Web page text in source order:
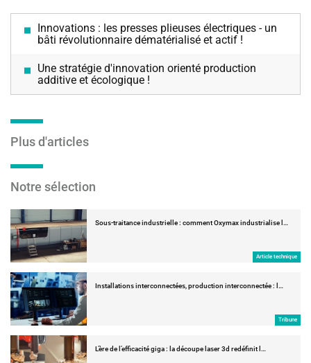
Innovations : les presses plieuses électriques - un
bâti révolutionnaire dématérialisé et actif !
Une stratégie d'innovation orienté production
additive et écologique !
Plus d'articles
Notre sélection
Sous-traitance industrielle : comment Oxymax industrialise l…
Article technique
Installations interconnectées, production interconnectée : l…
Tribune
L’ère de l’efficacité giga : la découpe laser 3d redéfinit l…